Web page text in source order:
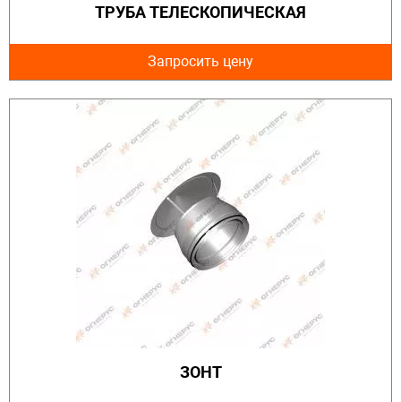
ТРУБА ТЕЛЕСКОПИЧЕСКАЯ
Запросить цену
ЗОНТ